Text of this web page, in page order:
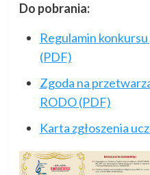
Do pobrania:
Regulamin
(PDF)
Zgoda na
RODO (PDF)
Karta zgłoszenia